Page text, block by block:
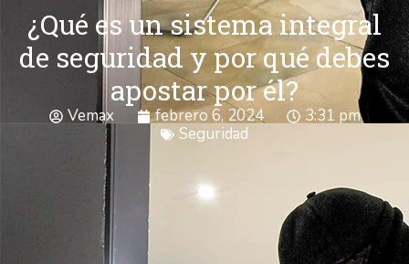
¿Qué es un sistema integral
de seguridad y por qué debes
apostar por él?
Vemax febrero 6, 2024
3:31 pm
Seguridad